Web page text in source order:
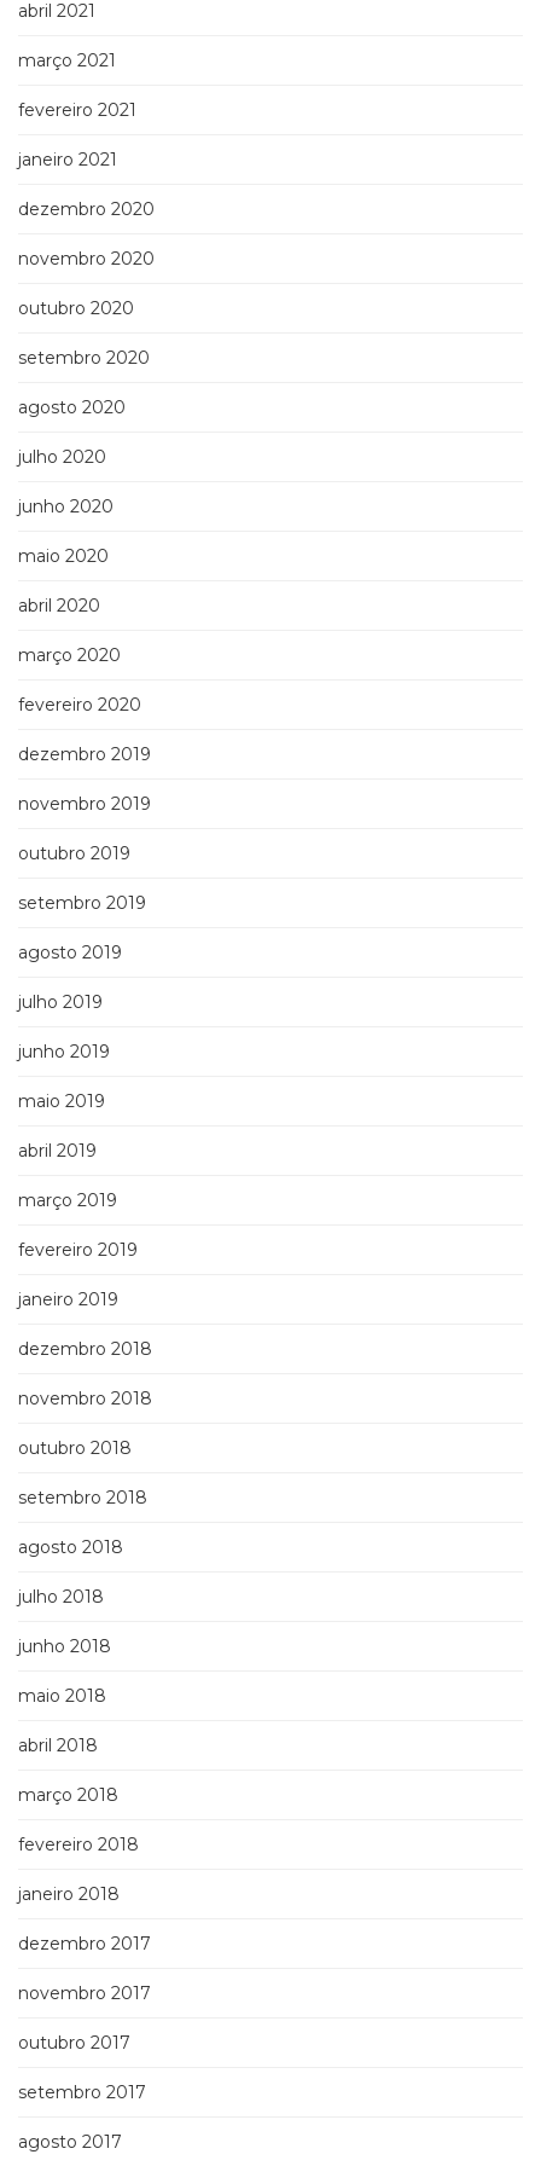
abril 2021
março 2021
fevereiro 2021
janeiro 2021
dezembro 2020
novembro 2020
outubro 2020
setembro 2020
agosto 2020
julho 2020
junho 2020
maio 2020
abril 2020
março 2020
fevereiro 2020
dezembro 2019
novembro 2019
outubro 2019
setembro 2019
agosto 2019
julho 2019
junho 2019
maio 2019
abril 2019
março 2019
fevereiro 2019
janeiro 2019
dezembro 2018
novembro 2018
outubro 2018
setembro 2018
agosto 2018
julho 2018
junho 2018
maio 2018
abril 2018
março 2018
fevereiro 2018
janeiro 2018
dezembro 2017
novembro 2017
outubro 2017
setembro 2017
agosto 2017